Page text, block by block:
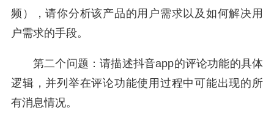
频），请你分析该产品的用户需求以及如何解决用
户需求的手段。
第二个问题：请描述抖音app的评论功能的具体
逻辑，并列举在评论功能使用过程中可能出现的所
有消息情况。